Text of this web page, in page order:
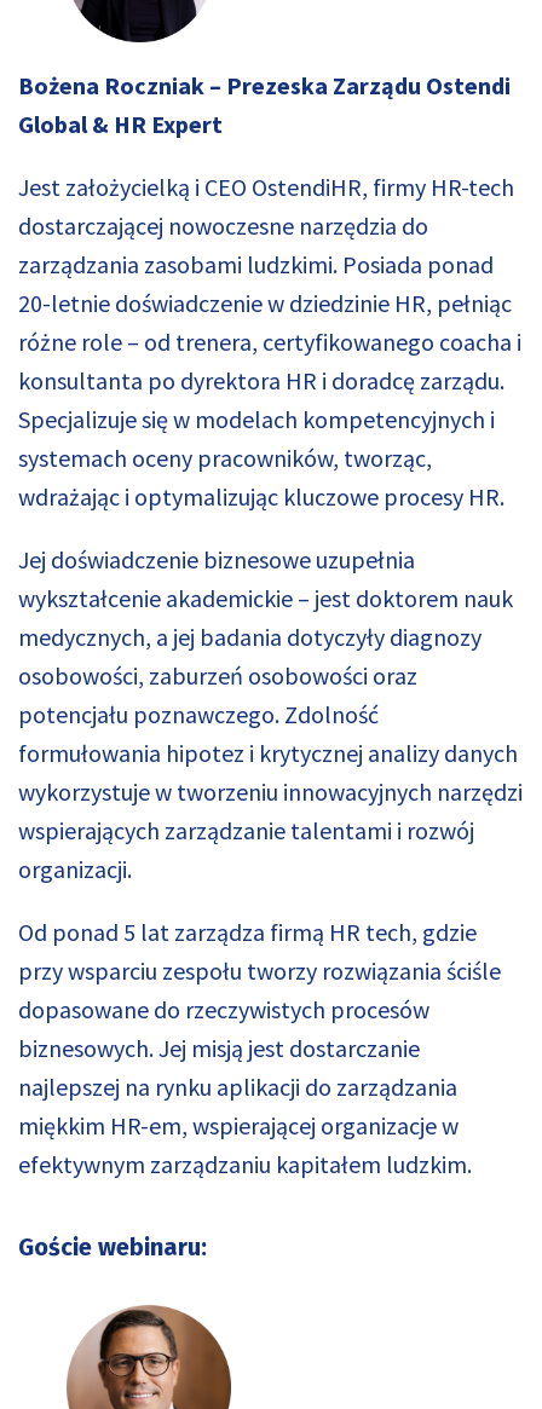
Bożena Roczniak – Prezeska Zarządu Ostendi
Global & HR Expert
Jest założycielką i CEO OstendiHR, firmy HR-tech
dostarczającej nowoczesne narzędzia do
zarządzania zasobami ludzkimi. Posiada ponad
20-letnie doświadczenie w dziedzinie HR, pełniąc
różne role – od trenera, certyfikowanego coacha i
konsultanta po dyrektora HR i doradcę zarządu.
Specjalizuje się w modelach kompetencyjnych i
systemach oceny pracowników, tworząc,
wdrażając i optymalizując kluczowe procesy HR.
Jej doświadczenie biznesowe uzupełnia
wykształcenie akademickie – jest doktorem nauk
medycznych, a jej badania dotyczyły diagnozy
osobowości, zaburzeń osobowości oraz
potencjału poznawczego. Zdolność
formułowania hipotez i krytycznej analizy danych
wykorzystuje w tworzeniu innowacyjnych narzędzi
wspierających zarządzanie talentami i rozwój
organizacji.
Od ponad 5 lat zarządza firmą HR tech, gdzie
przy wsparciu zespołu tworzy rozwiązania ściśle
dopasowane do rzeczywistych procesów
biznesowych. Jej misją jest dostarczanie
najlepszej na rynku aplikacji do zarządzania
miękkim HR-em, wspierającej organizacje w
efektywnym zarządzaniu kapitałem ludzkim.
Goście webinaru: